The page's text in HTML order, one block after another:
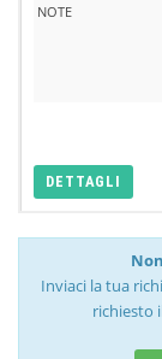
NOTE
DETTAGLI
Inviaci la tua
richiesto